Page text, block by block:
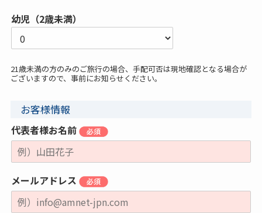
幼児（2歳未満）
21歳未満の方のみのご旅行の場合、手配可否は現地確認となる場合が
ございますので、事前にお知らせください。
お客様情報
代表者様お名前
メールアドレス